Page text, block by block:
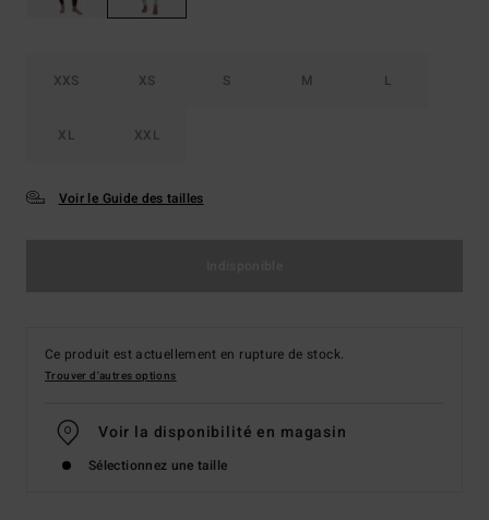
XXS XS S M L
XL XXL
Voir le Guide des tailles
Ce produit est actuellement en rupture de stock.
Trouver d'autres options
Voir la disponibilité en magasin
Sélectionnez une taille